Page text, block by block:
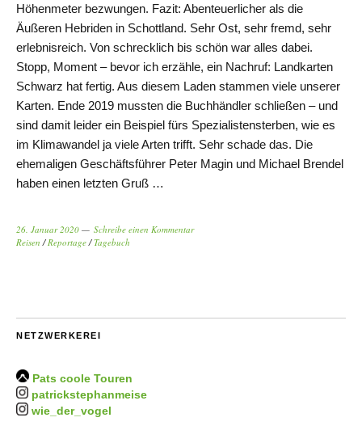
Höhenmeter bezwungen. Fazit: Abenteuerlicher als die
Äußeren Hebriden in Schottland. Sehr Ost, sehr fremd, sehr
erlebnisreich. Von schrecklich bis schön war alles dabei.
Stopp, Moment – bevor ich erzähle, ein Nachruf: Landkarten
Schwarz hat fertig. Aus diesem Laden stammen viele unserer
Karten. Ende 2019 mussten die Buchhändler schließen – und
sind damit leider ein Beispiel fürs Spezialistensterben, wie es
im Klimawandel ja viele Arten trifft. Sehr schade das. Die
ehemaligen Geschäftsführer Peter Magin und Michael Brendel
haben einen letzten Gruß …
26. Januar 2020
Schreibe einen Kommentar
Reisen /Reportage /Tagebuch
NETZWERKEREI
Pats coole Touren
patrickstephanmeise
wie_der_vogel